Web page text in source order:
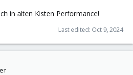
in alten Kisten Performance!
Last edited: Oct 9, 2024